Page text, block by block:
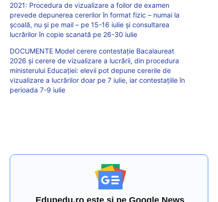
2021: Procedura de vizualizare a foilor de examen
prevede depunerea cererilor în format fizic – numai la
școală, nu și pe mail – pe 15-16 iulie și consultarea
lucrărilor în copie scanată pe 26-30 iulie
DOCUMENTE Model cerere contestație Bacalaureat
2026 și cerere de vizualizare a lucrării, din procedura
ministerului Educației: elevii pot depune cererile de
vizualizare a lucrărilor doar pe 7 iulie, iar contestațiile în
perioada 7-9 iulie
Edupedu.ro este și pe Google News